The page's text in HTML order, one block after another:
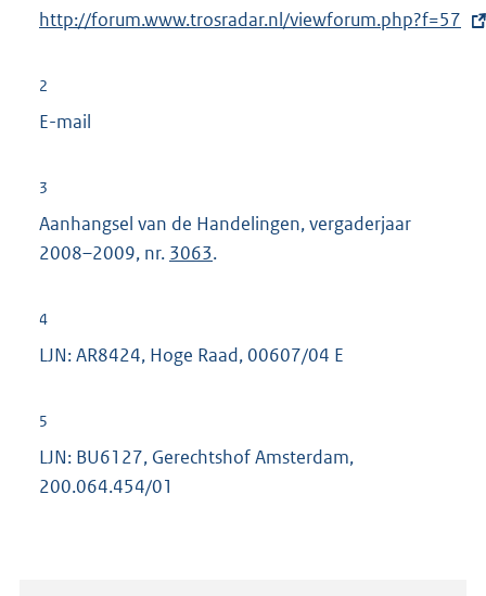
E
t
e
l
i
k
http://forum.www.trosradar.nl/viewforum.php?f=57
2
E-mail
3
Aanhangsel van de Handelingen, vergaderjaar
2008–2009, nr. 3063.
4
LJN: AR8424, Hoge Raad, 00607/04 E
5
LJN: BU6127, Gerechtshof Amsterdam,
200.064.454/01